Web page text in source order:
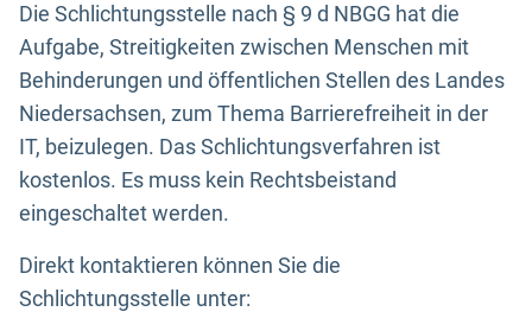
Die Schlichtungsstelle nach § 9 d NBGG hat die
Aufgabe, Streitigkeiten zwischen Menschen mit
Behinderungen und öffentlichen Stellen des Landes
Niedersachsen, zum Thema Barrierefreiheit in der
IT, beizulegen. Das Schlichtungsverfahren ist
kostenlos. Es muss kein Rechtsbeistand
eingeschaltet werden.
Direkt kontaktieren können Sie die
Schlichtungsstelle unter: